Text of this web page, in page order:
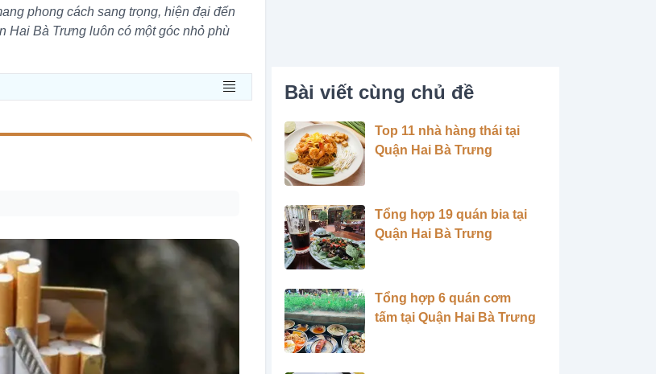
phong cách sang trọng, hiện đại đến
Hai Bà Trưng luôn có một góc nhỏ phù
Bài viết cùng chủ đề
Top 11 nhà hàng thái tại
Quận Hai Bà Trưng
Tổng hợp 19 quán bia tại
Quận Hai Bà Trưng
Tổng hợp 6 quán cơm
tấm tại Quận Hai Bà Trưng